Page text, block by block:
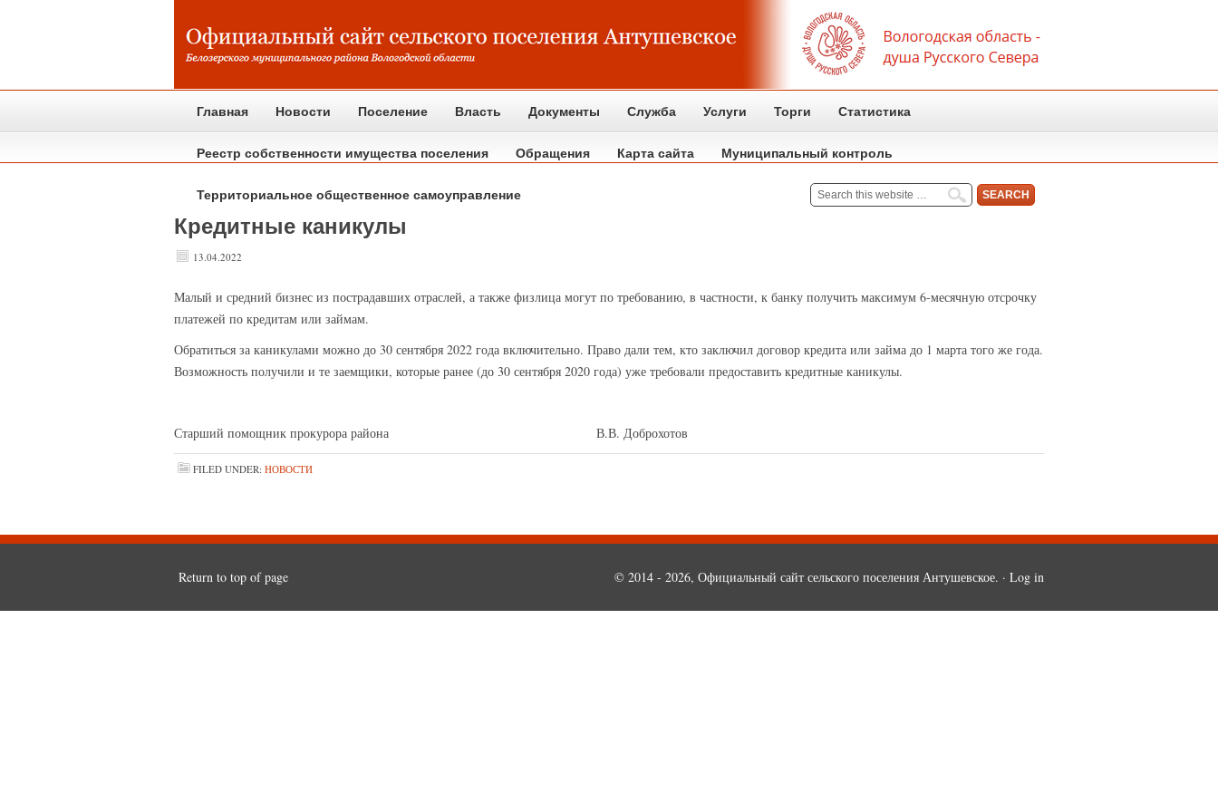
Главная Новости Поселение Власть Документы Служба Услуги Торги Статистика
Реестр собственности имущества поселения Обращения Карта сайта Муниципальный контроль
Территориальное общественное самоуправление
Кредитные каникулы
13.04.2022
Малый и средний бизнес из пострадавших отраслей, а также физлица могут по требованию, в частности, к банку получить максимум 6-месячную отсрочку
платежей по кредитам или займам.
Обратиться за каникулами можно до 30 сентября 2022 года включительно. Право дали тем, кто заключил договор кредита или займа до 1 марта того же года.
Возможность получили и те заемщики, которые ранее (до 30 сентября 2020 года) уже требовали предоставить кредитные каникулы.
Старший помощник прокурора района В.В. Доброхотов
FILED UNDER: НОВОСТИ
Return to top of page © 2014 - 2026, Официальный сайт сельского поселения Антушевское. · Log in